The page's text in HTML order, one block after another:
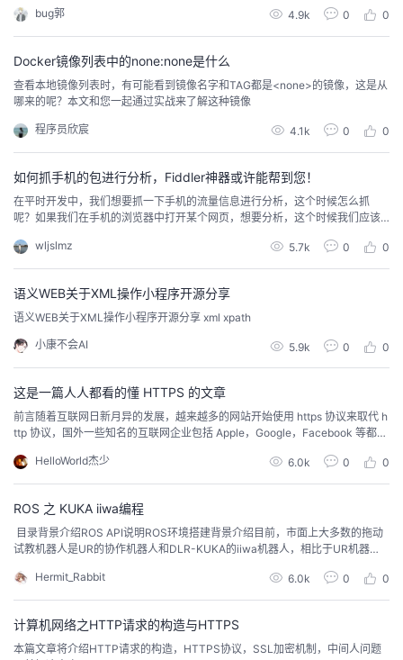
学
我
的
课
程
我
的
认
证
我
的
实
验
我
的
收
藏
持
的
技
术
支
我
的
云
声
用,我们来看看 HTTP存在的问题!当我们客户端用户要下载一个天天动听app时,
因为我们网络传输数据要经过很多中间设备,其中就肯定要经过运营商设备,毕竟
bug郭 4.9k 0 0
Docker镜像列表中的none:none是什么
查看本地镜像列表时，有可能看到镜像名字和TAG都是<none>的镜像，这是从
哪来的呢？本文和您一起通过实战来了解这种镜像
程序员欣宸 4.1k 0 0
如何抓手机的包进行分析，Fiddler神器或许能帮到您！
在平时开发中，我们想要抓一下手机的流量信息进行分析，这个时候怎么抓
呢？如果我们在手机的浏览器中打开某个网页，想要分析，这个时候我们应该
置代理抓取手机的http报文。让我们直接开始吧！ 什么是Fiddler？Fiddler是一
个 Web 调试代理工具，可以捕获 HTTP(S) 流量。只能在 Windows 上运...
wljslmz 5.7k 0 0
语义WEB关于XML操作小程序开源分享
语义WEB关于XML操作小程序开源分享 xml xpath
小康不会AI 5.9k 0 0
这是一篇人人都看的懂 HTTPS 的文章
前言随着互联网日新月异的发展，越来越多的网站开始使用 https 协议来取代 h
ttp 协议，国外一些知名的互联网企业包括 Apple，Google，Facebook 等都已
出历史舞台。如果人问你为什么要用 https 协议取代 http 协议呢？最简单的回
答当然是保证网络数据传输安全，但是我们作为一名...
HelloWorld杰少 6.0k 0 0
ROS 之 KUKA iiwa编程
​ 目录背景介绍ROS API说明ROS环境搭建背景介绍目前，市面上大多数的拖动
试教机器人是UR的协作机器人和DLR-KUKA的iiwa机器人，相比于UR机器
编码器的方式，分别测量电机角度和连杆角度。而iiwa机器人在每个关节上还
加入了一个单轴力矩传感器（一般位于减速器输出端与末端连杆间），用于测
Hermit_Rabbit 6.0k 0 0
计算机网络之HTTP请求的构造与HTTPS
本篇文章将介绍HTTP请求的构造，HTTPS协议，SSL加密机制，中间人问题